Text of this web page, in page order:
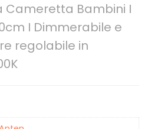
Cameretta Bambini I
I Dimmerabile e
regolabile in